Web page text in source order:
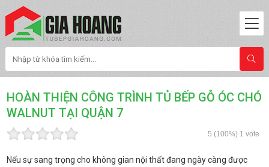
HOÀN THIỆN CÔNG TRÌNH TỦ BẾP GỖ ÓC CHÓ
WALNUT TẠI QUẬN 7
5 (100%) 1 vote
Nếu sự sang trọng cho không gian nội thất đang ngày càng được